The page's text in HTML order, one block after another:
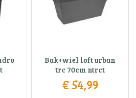
Bak+wiel loft urban
trc 70cm ntrct
€ 54,99